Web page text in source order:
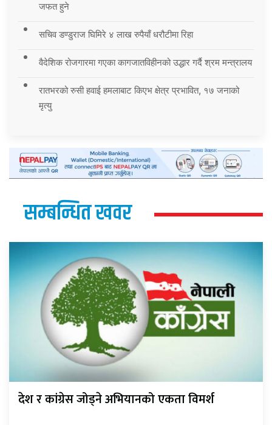
जफत हुने
सचिव डण्डुराज घिमिरे ४ लाख रुपैयाँ धरौटीमा रिहा
वैदेशिक रोजगारमा गएका कागजातविहीनको उद्धार गर्दै श्रम मन्त्रालय
रातभरको रुसी हवाई हमलाबाट किएभ क्षेत्र प्रभावित, १७ जनाको
मृत्यु
सम्बन्धित खवर
देश र कांग्रेस जोड्ने अभियानको एकता विमर्श